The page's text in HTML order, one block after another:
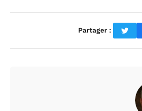
Partager :